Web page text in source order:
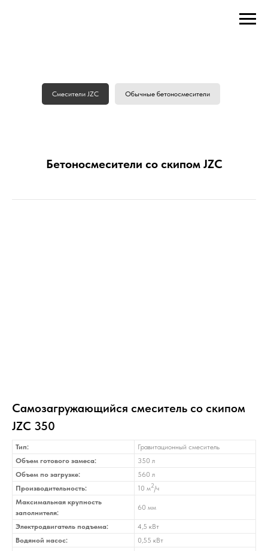
Смесители JZC Обычные бетоносмесители
Бетоносмесители со скипом JZC
Самозагружающийся смеситель со скипом
JZC 350
Тип:
Гравитационный смеситель
Объем готового замеса:
350 л
Объем по загрузке:
560 л
Производительность:
10 м2/ч
Максимальная крупность
заполнителя:
60 мм
Электродвигатель подъема:
4,5 кВт
Водяной насос:
0,55 кВт